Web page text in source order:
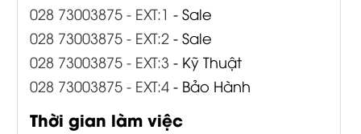
028 73003875 - EXT:1 - Sale
028 73003875 - EXT:2- Sale
028 73003875 - EXT:3 - Kỹ Thuật
028 73003875 - EXT:4- Bảo Hành
Thời gian làm việc